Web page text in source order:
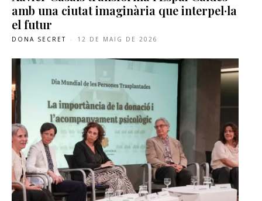
amb una ciutat imaginària que interpel·la
el futur
DONA SECRET - 12 DE MAIG DE 2026